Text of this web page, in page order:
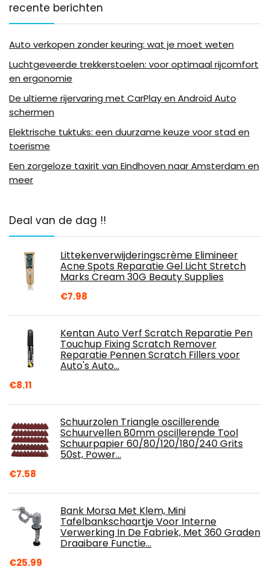
recente berichten
Auto verkopen zonder keuring: wat je moet weten
Luchtgeveerde trekkerstoelen: voor optimaal rijcomfort
en ergonomie
De ultieme rijervaring met CarPlay en Android Auto
schermen
Elektrische tuktuks: een duurzame keuze voor stad en
toerisme
Een zorgeloze taxirit van Eindhoven naar Amsterdam en
meer
Deal van de dag !!
Littekenverwijderingscrème Elimineer
Acne Spots Reparatie Gel Licht Stretch
Marks Cream 30G Beauty Supplies
€7.98
Kentan Auto Verf Scratch Reparatie Pen
Touchup Fixing Scratch Remover
Reparatie Pennen Scratch Fillers voor
Auto's Auto…
€8.11
Schuurzolen Triangle oscillerende
Schuurvellen 80mm oscillerende Tool
Schuurpapier 60/80/120/180/240 Grits
50st, Power…
€7.58
Bank Morsa Met Klem, Mini
Tafelbankschaartje Voor Interne
Verwerking In De Fabriek, Met 360 Graden
Draaibare Functie…
€25.99